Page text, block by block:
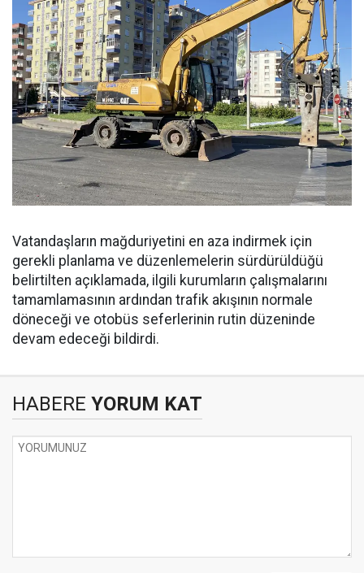
Vatandaşların mağduriyetini en aza indirmek için
gerekli planlama ve düzenlemelerin sürdürüldüğü
belirtilten açıklamada, ilgili kurumların çalışmalarını
tamamlamasının ardından trafik akışının normale
döneceği ve otobüs seferlerinin rutin düzeninde
devam edeceği bildirdi.
HABERE YORUM KAT